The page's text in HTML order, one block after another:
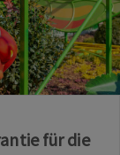
für die